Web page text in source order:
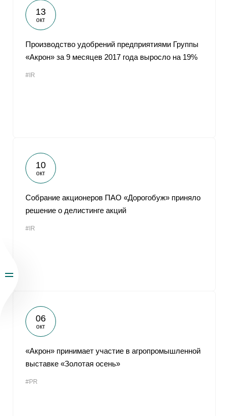
13
окт
Производство удобрений предприятиями Группы
«Акрон» за 9 месяцев 2017 года выросло на 19%
#IR
10
окт
Собрание акционеров ПАО «Дорогобуж» приняло
решение о делистинге акций
#IR
06
окт
«Акрон» принимает участие в агропромышленной
выставке «Золотая осень»
#PR